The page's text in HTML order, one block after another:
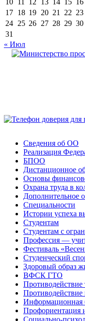
17 18 19 20 21 22 23
24 25 26 27 28 29 30
31
« Июл
Сведения об ОО
Реализация
БПОО
Дистанционное
Основы
Охрана труда в
Дополнительное
Специальности
Истории успеха
Студентам
Студентам с
Профессия —
Фестиваль
Студенческий
Здоровый образ
ВФСК ГТО
Противодействие
Противодействие
Информационная
Профориентация
Социально-